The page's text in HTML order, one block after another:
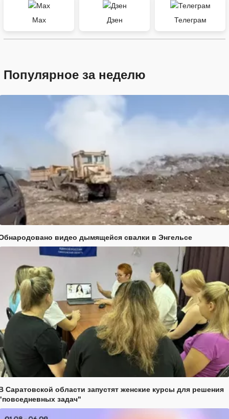
Max Дзен Телеграм
Популярное за неделю
видео дымящейся свалки в Энгельсе
Саратовской области запустят женские курсы для решения
задач"